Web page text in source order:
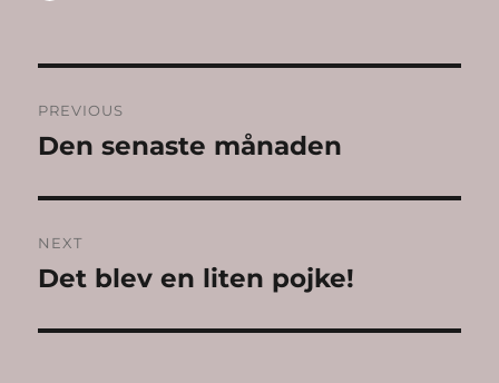
navigation
PREVIOUS
Previous
Den senaste månaden
NEXT
Next
Det blev en liten pojke!